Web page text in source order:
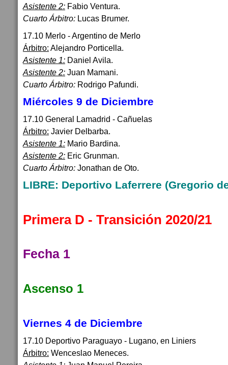
Asistente 2: Fabio Ventura.
Cuarto Árbitro: Lucas Brumer.
17.10 Merlo - Argentino de Merlo
Árbitro: Alejandro Porticella.
Asistente 1: Daniel Avila.
Asistente 2: Juan Mamani.
Cuarto Árbitro: Rodrigo Pafundi.
Miércoles 9 de Diciembre
17.10 General Lamadrid - Cañuelas
Árbitro: Javier Delbarba.
Asistente 1: Mario Bardina.
Asistente 2: Eric Grunman.
Cuarto Árbitro: Jonathan de Oto.
LIBRE: Deportivo Laferrere (Gregorio
Primera D - Transición 2020/21
Fecha 1
Ascenso 1
Viernes 4 de Diciembre
17.10 Deportivo Paraguayo - Lugano, en Liniers
Árbitro: Wenceslao Meneces.